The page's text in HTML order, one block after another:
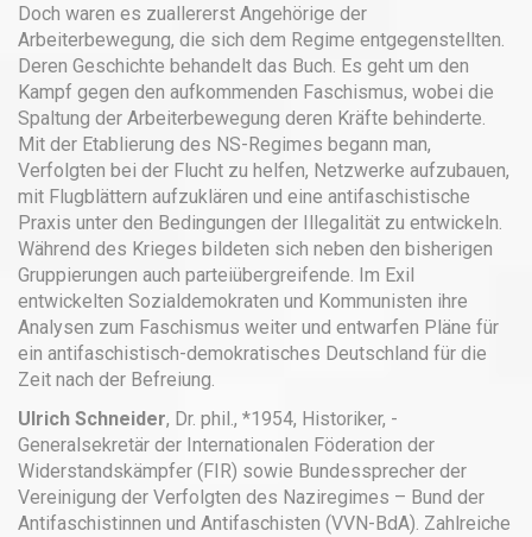
Doch waren es zuallererst Angehörige der
Arbeiterbewegung, die sich dem Regime entgegenstellten.
Deren Geschichte behandelt das Buch. Es geht um den
Kampf gegen den aufkommenden Faschismus, wobei die
Spaltung der Arbeiterbewegung deren Kräfte behinderte.
Mit der Etablierung des NS-Regimes begann man,
Verfolgten bei der Flucht zu helfen, Netzwerke aufzubauen,
mit Flugblättern aufzuklären und eine antifaschistische
Praxis unter den Bedingungen der Illegalität zu entwickeln.
Während des Krieges bildeten sich neben den bisherigen
Gruppierungen auch parteiübergreifende. Im Exil
entwickelten Sozialdemokraten und Kommunisten ihre
Analysen zum Faschismus weiter und entwarfen Pläne für
ein antifaschistisch-­demokratisches Deutschland für die
Zeit nach der Befreiung.
Ulrich Schneider, Dr. phil., *1954, Historiker, ­
Generalsekretär der Internationalen Föderation der
Widerstandskämpfer (FIR) sowie Bundessprecher der
Vereinigung der Verfolgten des Naziregimes – Bund der
Antifaschistinnen und Antifaschisten (VVN-BdA). Zahlreiche